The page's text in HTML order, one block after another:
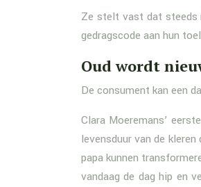
Ze stelt vast dat steeds
gedragscode aan hun
Oud wordt
De consument kan een
Clara Moeremans’
levensduur van de
papa kunnen
vandaag de dag hip en